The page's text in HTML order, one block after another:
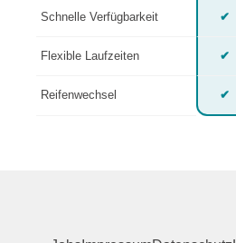
Schnelle Verfügbarkeit ✔
Flexible Laufzeiten ✔
Reifenwechsel ✔